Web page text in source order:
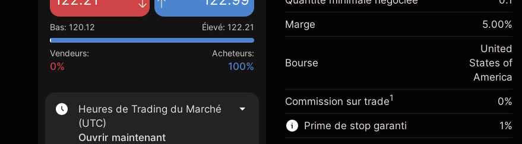
Bas: 120.12 Élevé: 122.21
Vendeurs:
0%
Acheteurs:
100%
Heures de Trading du Marché
(UTC)
Ouvrir maintenant
Ajustement des fonds de
Frais sur la valeur totale de la
-0.02154
(-$4.31)
Taille de la position avec effet de levier
Valeur nominale avec effet de levier
~$19,000.00
$1,000.00
overnight
position
-0.000682
(-$0.14)
Taille de la position avec effet de levier
~$20,000.00
Valeur nominale avec effet de levier
Marge 5.00%
Bourse
United
States of
America
Commission sur trade1 0%
Prime de stop garanti 1%